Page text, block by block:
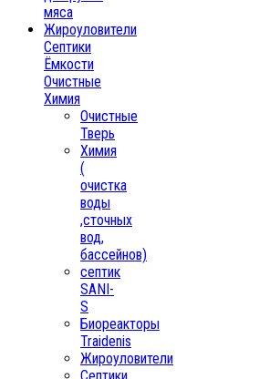
мяса
Жироуловители
Септики
Ёмкости
Очистные
Химия
Очистные
Тверь
Химия
(
очистка
воды
,сточных
вод,
бассейнов)
септик
SANI-
S
Биореакторы
Traidenis
Жироуловители